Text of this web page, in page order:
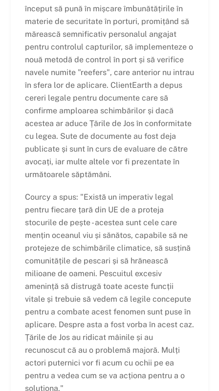
început să pună în mișcare îmbunătățirile în
materie de securitate în porturi, promițând să
mărească semnificativ personalul angajat
pentru controlul capturilor, să implementeze o
nouă metodă de control în port și să verifice
navele numite "reefers", care anterior nu intrau
în sfera lor de aplicare. ClientEarth a depus
cereri legale pentru documente care să
confirme amploarea schimbărilor și dacă
acestea ar aduce Țările de Jos în conformitate
cu legea. Sute de documente au fost deja
publicate și sunt în curs de evaluare de către
avocați, iar multe altele vor fi prezentate în
următoarele săptămâni.
Courcy a spus: "Există un imperativ legal
pentru fiecare țară din UE de a proteja
stocurile de pește - acestea sunt cele care
mențin oceanul viu și sănătos, capabile să ne
protejeze de schimbările climatice, să susțină
comunitățile de pescari și să hrănească
milioane de oameni. Pescuitul excesiv
amenință să distrugă toate aceste funcții
vitale și trebuie să vedem că legile concepute
pentru a combate acest fenomen sunt puse în
aplicare. Despre asta a fost vorba în acest caz.
Țările de Jos au ridicat mâinile și au
recunoscut că au o problemă majoră. Mulți
actori puternici vor fi acum cu ochii pe ea
pentru a vedea cum se va acționa pentru a o
soluționa."